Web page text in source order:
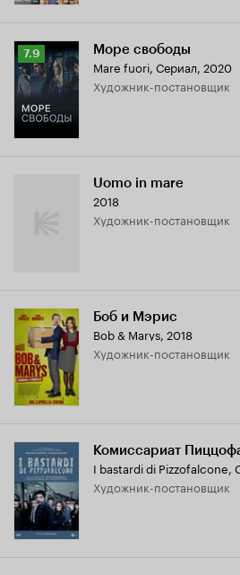
Рейтинг
Кинопоиска
7.9
7.9 Море свободы
Mare fuori, Сериал, 2020
Художник-постановщик
Uomo in mare
2018
Художник-постановщик
Боб и Мэрис
Bob & Marys, 2018
Художник-постановщик
Комиссариат
I bastardi di Pizzofalcone,
Художник-постановщик